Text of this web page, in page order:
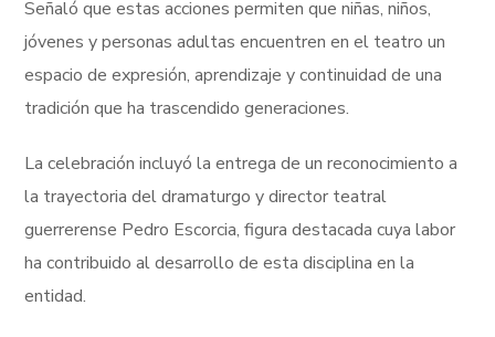
Señaló que estas acciones permiten que niñas, niños,
jóvenes y personas adultas encuentren en el teatro un
espacio de expresión, aprendizaje y continuidad de una
tradición que ha trascendido generaciones.
La celebración incluyó la entrega de un reconocimiento a
la trayectoria del dramaturgo y director teatral
guerrerense Pedro Escorcia, figura destacada cuya labor
ha contribuido al desarrollo de esta disciplina en la
entidad.